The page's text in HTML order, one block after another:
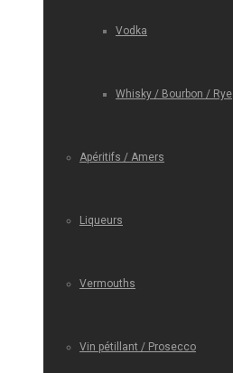
Vodka
Whisky / Bourbon / Rye
Apéritifs / Amers
Liqueurs
Vermouths
Vin pétillant / Prosecco